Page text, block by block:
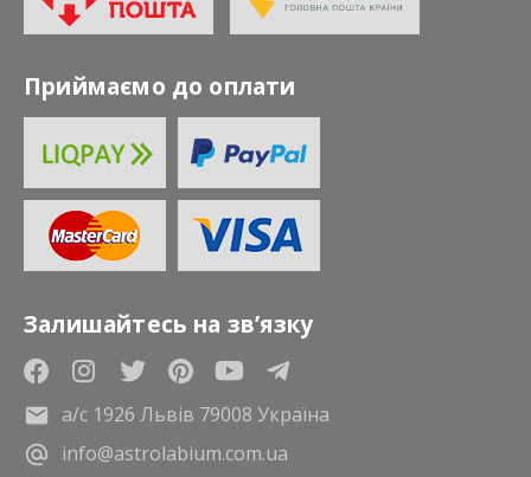
Приймаємо до оплати
Залишайтесь на зв’язку
а/с 1926 Львів 79008 Україна
info@astrolabium.com.ua